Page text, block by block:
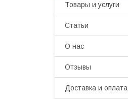
Товары и услуги
Статьи
О нас
Отзывы
Доставка и оплата